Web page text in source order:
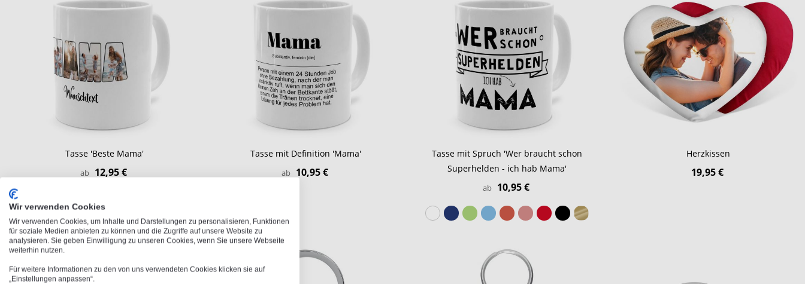
Tasse 'Beste Mama'
ab 12,95 €
Tasse mit Definition 'Mama'
ab 10,95 €
Tasse mit Spruch 'Wer braucht schon
Superhelden - ich hab Mama'
ab 10,95 €
Herzkissen
19,95 €
Wir verwenden Cookies
Wir verwenden Cookies, um Inhalte und Darstellungen zu personalisieren, Funktionen
für soziale Medien anbieten zu können und die Zugriffe auf unsere Website zu
analysieren. Sie geben Einwilligung zu unseren Cookies, wenn Sie unsere Webseite
weiterhin nutzen.
Für weitere Informationen zu den von uns verwendeten Cookies klicken sie auf
„Einstellungen anpassen“.